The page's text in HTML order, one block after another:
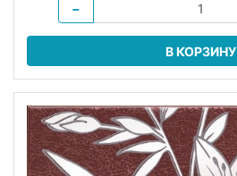
−
В КОРЗИНУ